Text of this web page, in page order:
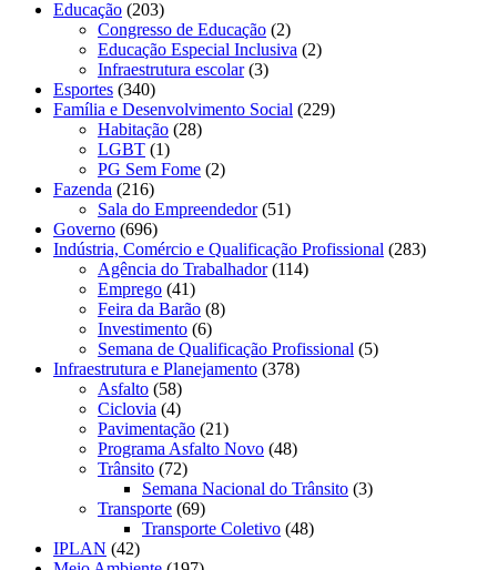
Educação (203)
Congresso de Educação (2)
Educação Especial Inclusiva (2)
Infraestrutura escolar(3)
Esportes (340)
Família e Desenvolvimento Social (229)
Habitação (28)
LGBT (1)
PG Sem Fome (2)
Fazenda (216)
Sala do Empreendedor(51)
Governo (696)
Indústria, Comércio e Qualificação Profissional (283)
Agência do Trabalhador(114)
Emprego (41)
Feira da Barão (8)
Investimento (6)
Semana de Qualificação Profissional (5)
Infraestrutura e Planejamento (378)
Asfalto (58)
Ciclovia (4)
Pavimentação (21)
Programa Asfalto Novo (48)
Trânsito (72)
Semana Nacional do Trânsito (3)
Transporte (69)
Transporte Coletivo (48)
IPLAN (42)